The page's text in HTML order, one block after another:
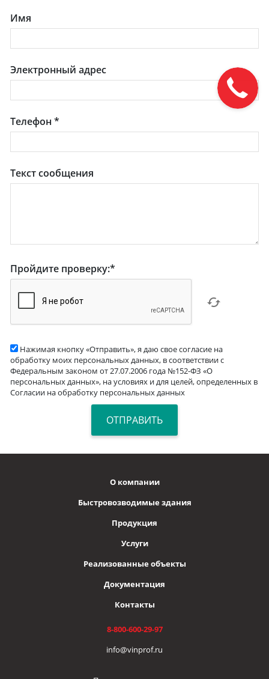
Имя
Электронный адрес
Телефон*
Текст сообщения
Пройдите проверку:*
Нажимая кнопку «Отправить», я даю свое согласие на
обработку моих персональных данных, в соответствии с
Федеральным законом от 27.07.2006 года №152-ФЗ «О
персональных данных», на условиях и для целей, определенных в
Согласии на обработку персональных данных
О компании
Быстровозводимые здания
Продукция
Услуги
Реализованные объекты
Документация
Контакты
8-800-600-29-97
info@vinprof.ru